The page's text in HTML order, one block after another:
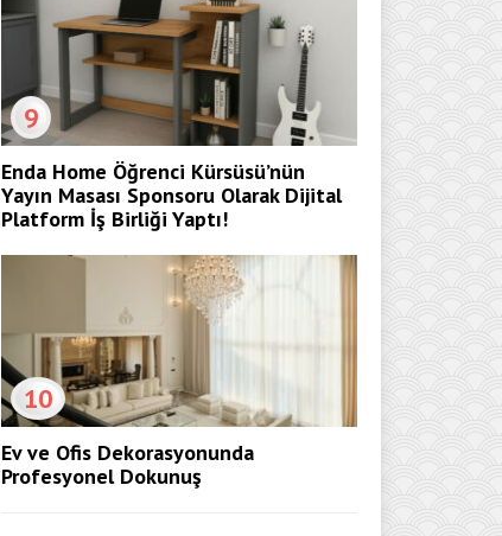
9
Enda Home Öğrenci Kürsüsü’nün
Yayın Masası Sponsoru Olarak Dijital
Platform İş Birliği Yaptı!
10
Ev ve Ofis Dekorasyonunda
Profesyonel Dokunuş